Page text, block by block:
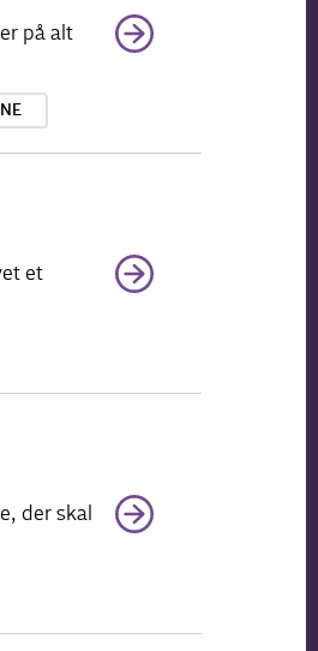
på alt
et
der skal